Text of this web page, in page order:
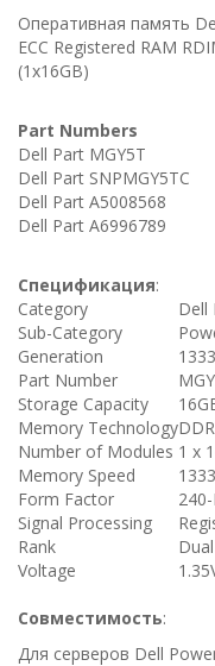
Оперативная память
ECC Registered RAM
(1x16GB)
Part Numbers
Dell Part MGY5T
Dell Part SNPMGY5TC
Dell Part A5008568
Dell Part A6996789
Спецификация:
Category
Dell
Sub-Category
Generation
Part Number
Storage Capacity
Memory Technology
Number of Modules 1 x
Memory Speed
Form Factor
Signal Processing
Rank
Voltage
Совместимость:
Для серверов Dell